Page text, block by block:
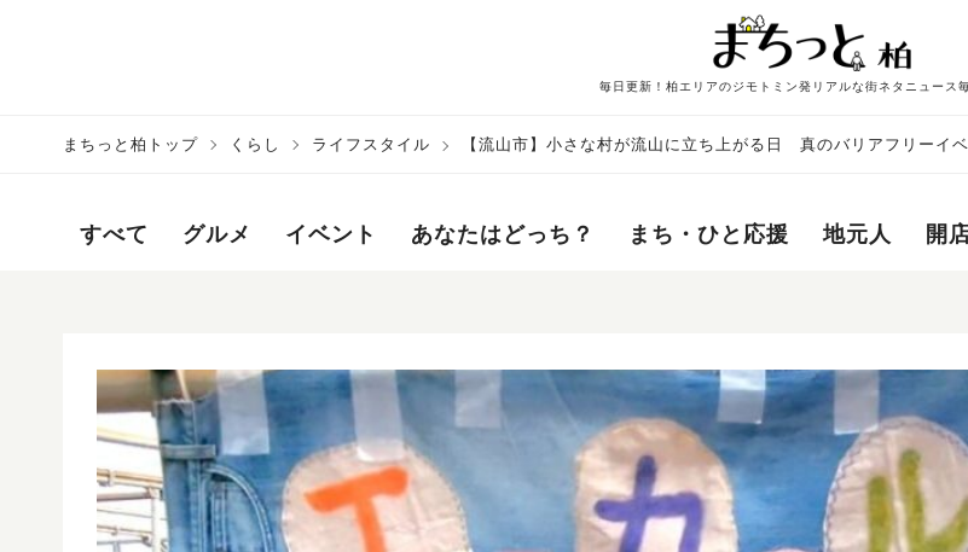
毎日更新！柏エリアのジモトミン発リアルな街ネタニュース
まちっと柏トップ くらし ライフスタイル 【流山市】小さな村が流山に立ち上がる日 真のバリアフリーイ
すべて グルメ イベント あなたはどっち？ まち・ひと応援 地元人 開